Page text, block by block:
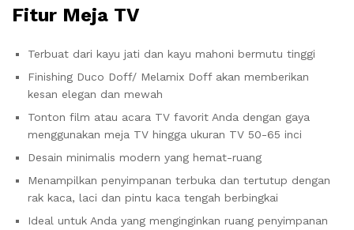
Fitur Meja TV
Terbuat dari kayu jati dan kayu mahoni bermutu tinggi
Finishing Duco Doff/ Melamix Doff akan memberikan
kesan elegan dan mewah
Tonton film atau acara TV favorit Anda dengan gaya
menggunakan meja TV hingga ukuran TV 50-65 inci
Desain minimalis modern yang hemat-ruang
Menampilkan penyimpanan terbuka dan tertutup dengan
rak kaca, laci dan pintu kaca tengah berbingkai
Ideal untuk Anda yang menginginkan ruang penyimpanan